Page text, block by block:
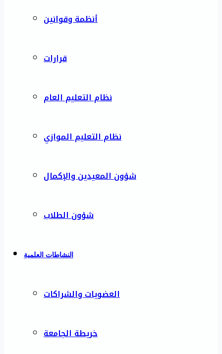
أنظمة وقوانين
قرارات
نظام التعليم العام
نظام التعليم الموازي
شؤون المعيدين والإكمال
شؤون الطلاب
النشاطات العلمية
العضويات والشراكات
خريطة الجامعة